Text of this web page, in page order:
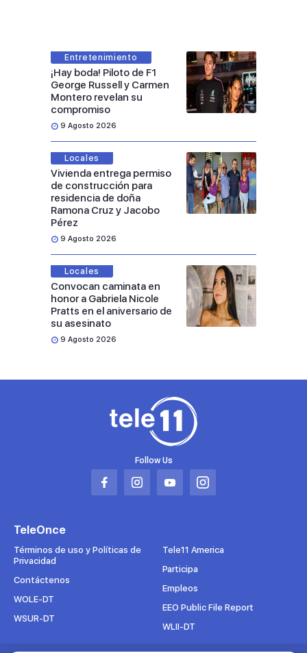
Entretenimiento
¡Hay boda! Piloto de F1
George Russell y Carmen
Montero revelan su
compromiso
9 Agosto 2026
Locales
Vivienda entrega permiso
de construcción para
residencia de doña
Ramona Cruz y Jacobo
Pérez
9 Agosto 2026
Locales
Convocan caminata en
honor a Gabriela Nicole
Pratts en el aniversario de
su asesinato
9 Agosto 2026
Follow Us
Abrir
pestaña
Abrir
pestaña
Abrir
pestaña
Abrir
pestaña
TeleOnce
Términos de uso y Políticas de
Privacidad
Contáctenos
WOLE-DT
WSUR-DT
Tele11 America
Participa
Empleos
EEO Public File Report
WLII-DT